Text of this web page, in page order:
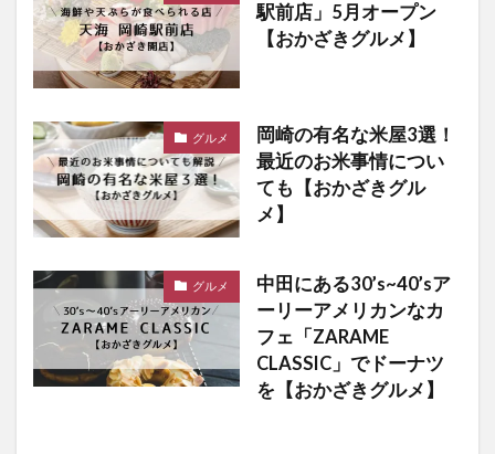
駅前店」5月オープン
【おかざきグルメ】
グルメ
岡崎の有名な米屋3選！
最近のお米事情につい
ても【おかざきグル
メ】
グルメ
中田にある30’s~40’sア
ーリーアメリカンなカ
フェ「ZARAME
CLASSIC」でドーナツ
を【おかざきグルメ】